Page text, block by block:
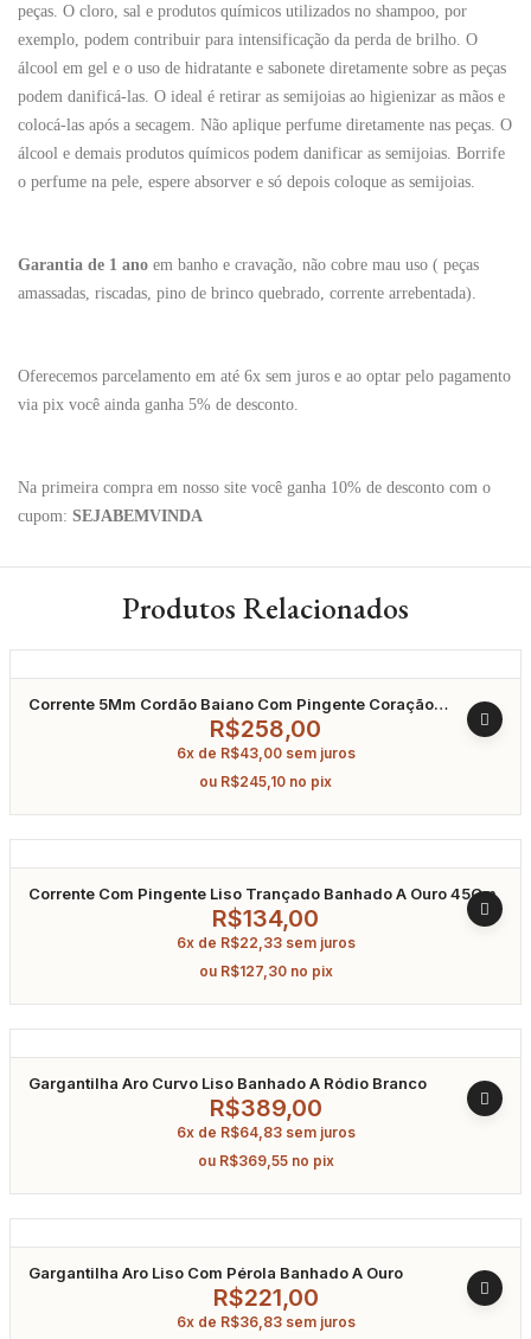
peças. O cloro, sal e produtos químicos utilizados no shampoo, por
exemplo, podem contribuir para intensificação da perda de brilho. O
álcool em gel e o uso de hidratante e sabonete diretamente sobre as peças
podem danificá-las. O ideal é retirar as semijoias ao higienizar as mãos e
colocá-las após a secagem. Não aplique perfume diretamente nas peças. O
álcool e demais produtos químicos podem danificar as semijoias. Borrife
o perfume na pele, espere absorver e só depois coloque as semijoias.
Garantia de 1 ano em banho e cravação, não cobre mau uso ( peças
amassadas, riscadas, pino de brinco quebrado, corrente arrebentada).
Oferecemos parcelamento em até 6x sem juros e ao optar pelo pagamento
via pix você ainda ganha 5% de desconto.
Na primeira compra em nosso site você ganha 10% de desconto com o
cupom: SEJABEMVINDA
Produtos Relacionados
Corrente 5Mm Cordão Baiano Com Pingente Coração
Cravejado Em Zircônia Banhado A Ouro 45Cm
R$258,00
6x de R$43,00 sem juros
ou R$245,10 no pix
Corrente Com Pingente Liso Trançado Banhado A Ouro 45Cm
R$134,00
6x de R$22,33 sem juros
ou R$127,30 no pix
Gargantilha Aro Curvo Liso Banhado A Ródio Branco
R$389,00
6x de R$64,83 sem juros
ou R$369,55 no pix
Gargantilha Aro Liso Com Pérola Banhado A Ouro
R$221,00
6x de R$36,83 sem juros